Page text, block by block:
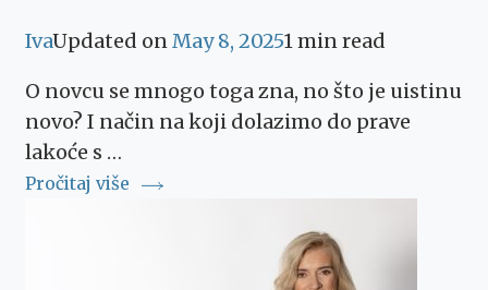
IvaUpdated onMay 8, 20251 min read
O novcu se mnogo toga zna, no što je uistinu
novo? I način na koji dolazimo do prave
lakoće s …
Pročitaj više